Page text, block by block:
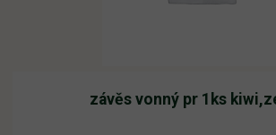
závěs vonný pr 1ks